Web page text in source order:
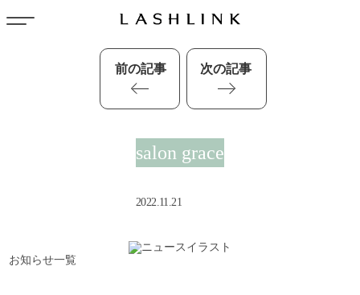
salon grace
2022.11.21
前の記事 次の記事
お知らせ一覧